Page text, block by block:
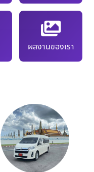
ผลงานของเรา